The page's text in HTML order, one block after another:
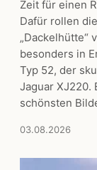
Zeit für einen
Dafür rollen
„Dackelhütte“
besonders in
Typ 52, der
Jaguar XJ220.
schönsten
03.08.2026